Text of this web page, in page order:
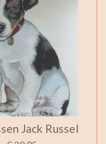
Jack Russel